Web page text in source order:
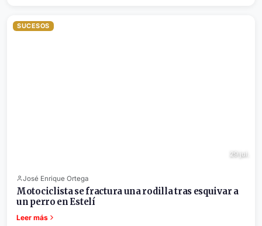
SUCESOS
29 jul.
José Enrique Ortega
Motociclista se fractura una rodilla tras esquivar a
un perro en Estelí
Leer más